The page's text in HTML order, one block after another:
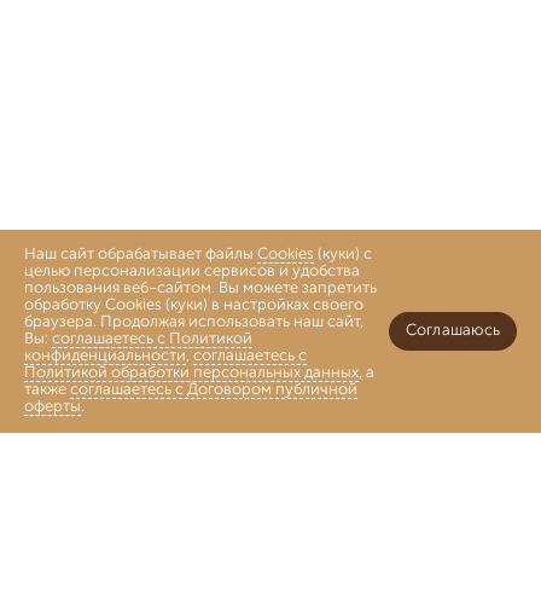
Главная
Наш сайт обрабатывает файлы Cookies (куки) с
целью персонализации сервисов и удобства
пользования веб-сайтом. Вы можете запретить
обработку Cookies (куки) в настройках своего
браузера. Продолжая использовать наш сайт,
Вы: соглашаетесь с Политикой
конфиденциальности, соглашаетесь с
Политикой обработки персональных данных, а
также соглашаетесь с Договором публичной
оферты.
Соглашаюсь